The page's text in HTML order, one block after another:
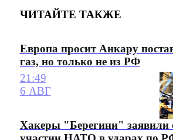
ЧИТАЙТЕ ТАКЖЕ
Европа просит Анкару
газ, но только не из РФ
21:49
6 АВГ
Хакеры "Берегини" заявили